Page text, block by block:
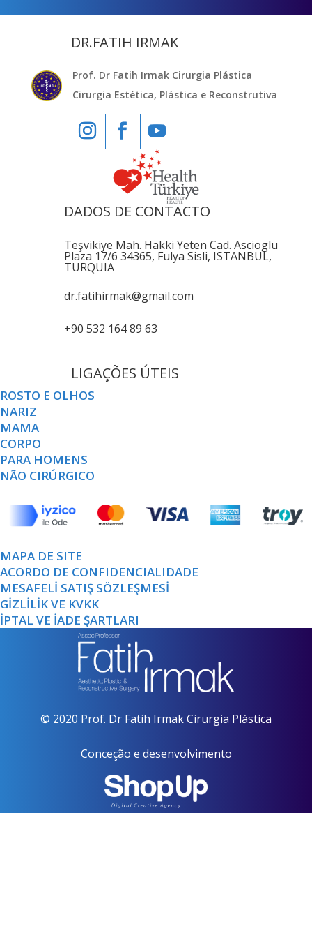
DR.FATIH IRMAK
Prof. Dr Fatih Irmak Cirurgia Plástica
Cirurgia Estética, Plástica e Reconstrutiva
DADOS DE CONTACTO
Teşvikiye Mah. Hakki Yeten Cad. Ascioglu
Plaza 17/6 34365, Fulya Sisli, ISTANBUL,
TURQUIA
dr.fatihirmak@gmail.com
+90 532 164 89 63
LIGAÇÕES ÚTEIS
ROSTO E OLHOS
NARIZ
MAMA
CORPO
PARA HOMENS
NÃO CIRÚRGICO
MAPA DE SITE
ACORDO DE CONFIDENCIALIDADE
MESAFELİ SATIŞ SÖZLEŞMESİ
GİZLİLİK VE KVKK
İPTAL VE İADE ŞARTLARI
© 2020 Prof. Dr Fatih Irmak Cirurgia Plástica
Conceção e desenvolvimento